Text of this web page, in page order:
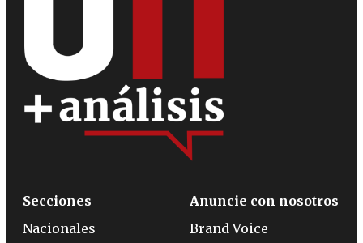
Secciones
Nacionales
Anuncie con nosotros
Brand Voice